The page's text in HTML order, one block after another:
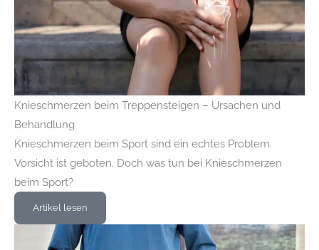
Knieschmerzen beim Treppensteigen – Ursachen und
Behandlung
Knieschmerzen beim Sport sind ein echtes Problem.
Vorsicht ist geboten. Doch was tun bei Knieschmerzen
beim Sport?
Artikel lesen